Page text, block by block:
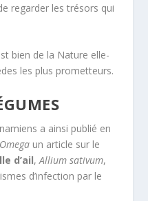
regarder les trésors qui
bien de la Nature elle-
les plus prometteurs.
a ainsi publié en
un article sur le
d’ail,Allium sativum,
d’infection par le